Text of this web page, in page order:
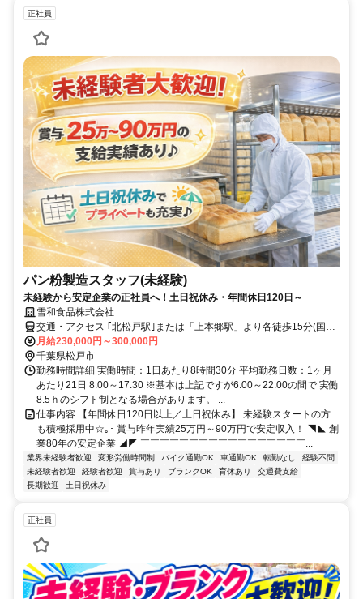
正社員
パン粉製造スタッフ(未経験)
未経験から安定企業の正社員へ！土日祝休み・年間休日120日～
雪和食品株式会社
交通・アクセス ｢北松戸駅｣または「上本郷駅」より各徒歩15分(国道
6号線沿い)
月給230,000円～300,000円
千葉県松戸市
勤務時間詳細 実働時間：1日あたり8時間30分 平均勤務日数：1ヶ月
あたり21日 8:00～17:30 ※基本は上記ですが6:00～22:00の間で 実働
8.5ｈのシフト制となる場合があります。 ...
仕事内容 【年間休日120日以上／土日祝休み】 未経験スタートの方
も積極採用中☆｡･ 賞与昨年実績25万円～90万円で安定収入！ ◥◣ 創
業80年の安定企業 ◢◤ ￣￣￣￣￣￣￣￣￣￣￣￣￣￣￣￣￣...
業界未経験者歓迎 変形労働時間制 バイク通勤OK 車通勤OK 転勤なし
経験不問
未経験者歓迎
経験者歓迎 賞与あり ブランクOK 育休あり
交通費支給
長期歓迎
土日祝休み
正社員